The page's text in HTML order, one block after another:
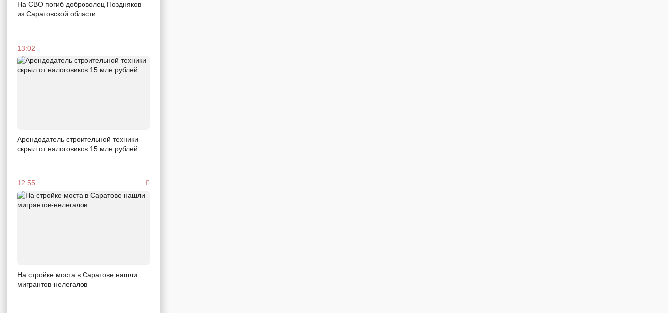
На СВО погиб доброволец Поздняков
из Саратовской области
13:02
Арендодатель строительной техники
скрыл от налоговиков 15 млн рублей
12:55
На стройке моста в Саратове нашли
мигрантов-нелегалов